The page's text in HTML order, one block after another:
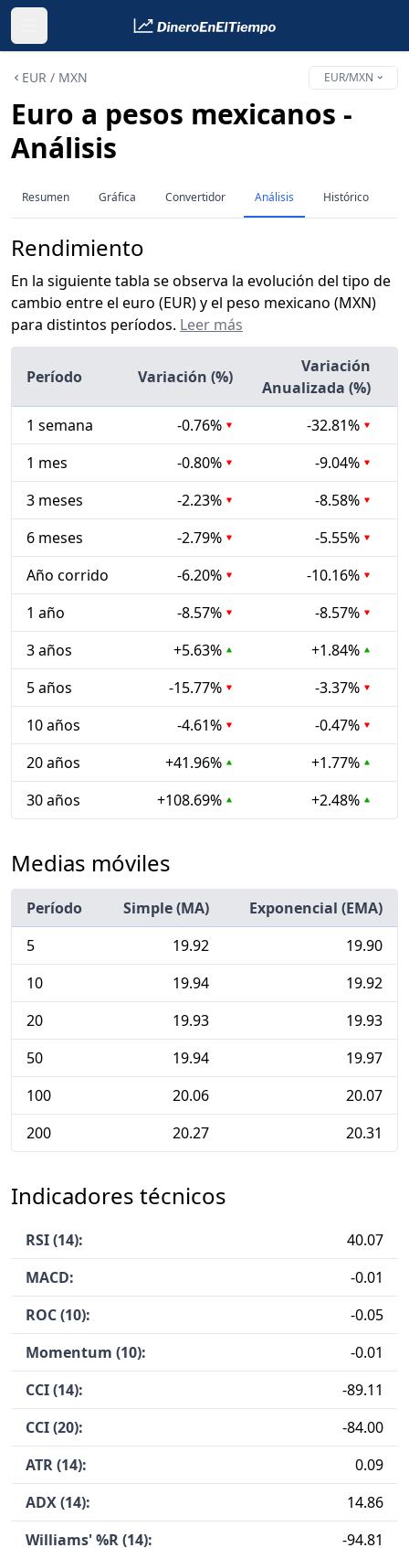
EUR / MXN EUR/MXN
Euro a pesos mexicanos -
Análisis
Resumen Gráfica Convertidor Análisis Histórico
Rendimiento
En la siguiente tabla se observa la evolución del tipo de
cambio entre el euro (EUR) y el peso mexicano (MXN)
para distintos períodos. Leer más
Período Variación (%)
Variación
Anualizada (%)
1 semana
-0.76%
-32.81%
1 mes
-0.80%
-9.04%
3 meses
-2.23%
-8.58%
6 meses
-2.79%
-5.55%
Año corrido
-6.20%
-10.16%
1 año
-8.57%
-8.57%
3 años
+5.63%
+1.84%
5 años
-15.77%
-3.37%
10 años
-4.61%
-0.47%
20 años
+41.96%
+1.77%
30 años
+108.69% +2.48%
Medias móviles
Período Simple (MA)
Exponencial (EMA)
5
19.92
19.90
10
19.94
19.92
20
19.93
19.93
50
19.94
19.97
100
20.06
20.07
200
20.27 20.31
Indicadores técnicos
RSI (14):
40.07
MACD:
-0.01
ROC (10):
-0.05
Momentum (10):
-0.01
CCI (14):
-89.11
CCI (20):
-84.00
ATR (14):
0.09
ADX (14):
14.86
Williams' %R (14):
-94.81